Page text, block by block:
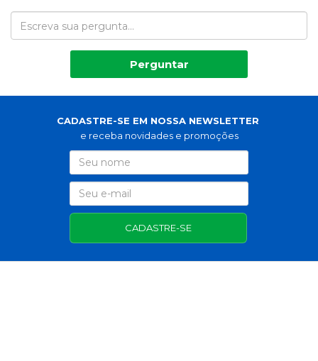
Perguntar
CADASTRE-SE EM NOSSA NEWSLETTER
e receba novidades e promoções
CADASTRE-SE